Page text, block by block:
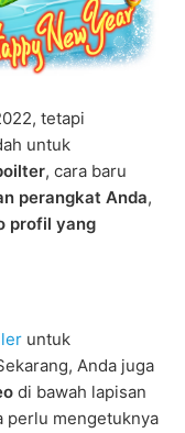
tetapi
untuk
, cara baru
perangkat Anda,
profil yang
untuk
Anda juga
di bawah lapisan
perlu mengetuknya